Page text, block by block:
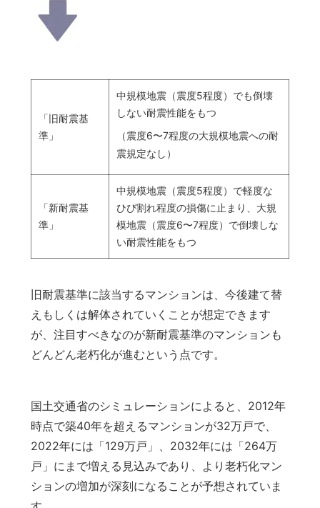
「旧耐震基
準」
中規模地震（震度5程度）でも倒壊
しない耐震性能をもつ
（震度6〜7程度の大規模地震への耐
震規定なし）
「新耐震基
準」
中規模地震（震度5程度）で軽度な
ひび割れ程度の損傷に止まり、大規
模地震（震度6〜7程度）で倒壊しな
い耐震性能をもつ
旧耐震基準に該当するマンションは、今後建て替
えもしくは解体されていくことが想定できます
が、注目すべきなのが新耐震基準のマンションも
どんどん老朽化が進むという点です。
国土交通省のシミュレーションによると、2012年
時点で築40年を超えるマンションが32万戸で、
2022年には「129万戸」、2032年には「264万
戸」にまで増える見込みであり、より老朽化マン
ションの増加が深刻になることが予想されていま